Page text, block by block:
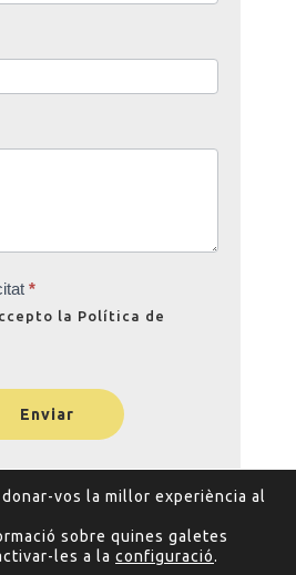
*
la Política de
Enviar
vos la millor experiència al
sobre quines galetes
les a la configuració.